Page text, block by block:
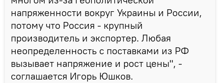
напряженности вокруг Украины и России,
потому что Россия - крупный
производитель и экспортер. Любая
неопределенность с поставками из РФ
вызывает напряжение и рост цены", -
соглашается Игорь Юшков.